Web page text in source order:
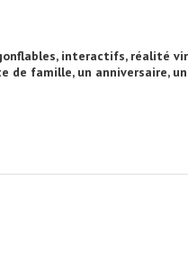
interactifs, réalité
famille, un anniversaire,